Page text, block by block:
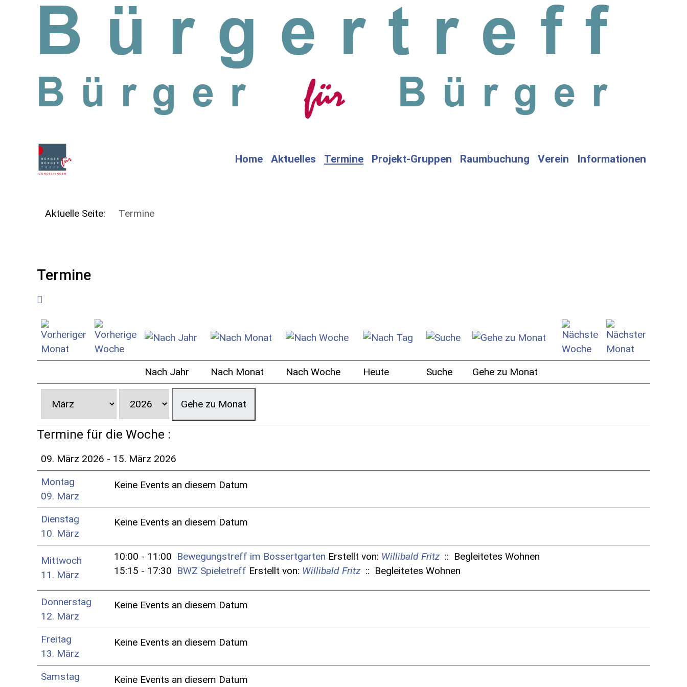
Home
Aktuelles Termine Projekt-Gruppen Raumbuchung Verein Informationen
Aktuelle Seite: Termine
Termine
Nach Jahr Nach Monat Nach Woche Heute Suche Gehe zu Monat
Gehe zu Monat
Termine für die Woche :
09. März 2026 - 15. März 2026
Montag
09. März
Keine Events an diesem Datum
Dienstag
10. März
Keine Events an diesem Datum
Mittwoch
11. März
10:00 - 11:00 Bewegungstreff im Bossertgarten Erstellt von: Willibald Fritz :: Begleitetes Wohnen
15:15 - 17:30 BWZ Spieletreff Erstellt von: Willibald Fritz :: Begleitetes Wohnen
Donnerstag
12. März
Keine Events an diesem Datum
Freitag
13. März
Keine Events an diesem Datum
Samstag
Keine Events an diesem Datum